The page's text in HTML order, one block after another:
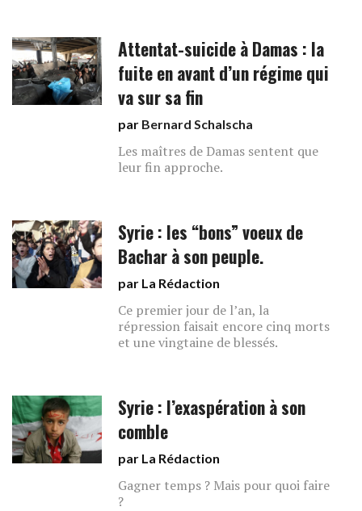
Attentat-suicide à Damas : la
fuite en avant d’un régime qui
va sur sa fin
par Bernard Schalscha
Les maîtres de Damas sentent que
leur fin approche.
Syrie : les “bons” voeux de
Bachar à son peuple.
par La Rédaction
Ce premier jour de l’an, la
répression faisait encore cinq morts
et une vingtaine de blessés.
Syrie : l’exaspération à son
comble
par La Rédaction
Gagner temps ? Mais pour quoi faire
?